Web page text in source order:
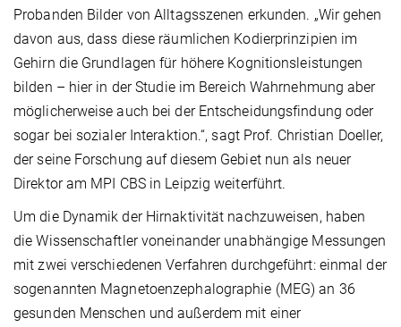
Probanden Bilder von Alltagsszenen erkunden. „Wir gehen
davon aus, dass diese räumlichen Kodierprinzipien im
Gehirn die Grundlagen für höhere Kognitionsleistungen
bilden – hier in der Studie im Bereich Wahrnehmung aber
möglicherweise auch bei der Entscheidungsfindung oder
sogar bei sozialer Interaktion.“, sagt Prof. Christian Doeller,
der seine Forschung auf diesem Gebiet nun als neuer
Direktor am MPI CBS in Leipzig weiterführt.
Um die Dynamik der Hirnaktivität nachzuweisen, haben
die Wissenschaftler voneinander unabhängige Messungen
mit zwei verschiedenen Verfahren durchgeführt: einmal der
sogenannten Magnetoenzephalographie (MEG) an 36
gesunden Menschen und außerdem mit einer